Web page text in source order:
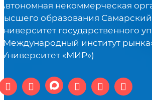
некоммерческая
образования Самарский
государственного
институт
«МИР»)